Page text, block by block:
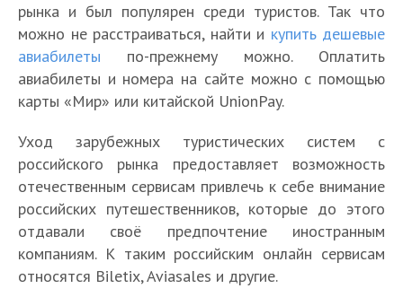
рынка и был популярен среди туристов. Так что
можно не расстраиваться, найти и купить дешевые
авиабилеты по-прежнему можно. Оплатить
авиабилеты и номера на сайте можно с помощью
карты «Мир» или китайской UnionPay.
Уход зарубежных туристических систем с
российского рынка предоставляет возможность
отечественным сервисам привлечь к себе внимание
российских путешественников, которые до этого
отдавали своё предпочтение иностранным
компаниям. К таким российским онлайн сервисам
относятся Biletix, Aviasales и другие.